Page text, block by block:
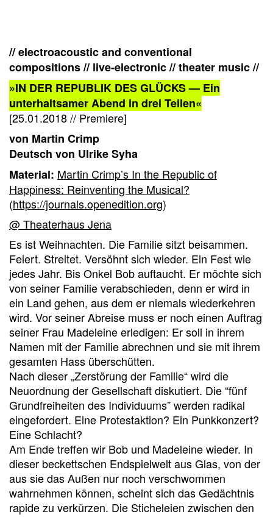
// electroacoustic and conventional
compositions // live-electronic // theater music //
»IN DER REPUBLIK DES GLÜCKS — Ein
unterhaltsamer Abend in drei Teilen«
[25.01.2018 // Premiere]
von Martin Crimp
Deutsch von Ulrike Syha
Material: Martin Crimp’s In the Republic of
Happiness: Reinventing the Musical?
(https://journals.openedition.org)
@ Theaterhaus Jena
Es ist Weihnachten. Die Familie sitzt beisammen.
Feiert. Streitet. Versöhnt sich wieder. Ein Fest wie
jedes Jahr. Bis Onkel Bob auftaucht. Er möchte sich
von seiner Familie verabschieden, denn er wird in
ein Land gehen, aus dem er niemals wiederkehren
wird. Vor seiner Abreise muss er noch einen Auftrag
seiner Frau Madeleine erledigen: Er soll in ihrem
Namen mit der Familie abrechnen und sie mit ihrem
gesamten Hass überschütten.
Nach dieser „Zerstörung der Familie“ wird die
Neuordnung der Gesellschaft diskutiert. Die “fünf
Grundfreiheiten des Individuums” werden radikal
eingefordert. Eine Protestaktion? Ein Punkkonzert?
Eine Schlacht?
Am Ende treffen wir Bob und Madeleine wieder. In
dieser beckettschen Endspielwelt aus Glas, von der
aus sie das Außen nur noch verschwommen
wahrnehmen können, scheint sich das Gedächtnis
rapide zu verkürzen. Die Sticheleien zwischen den